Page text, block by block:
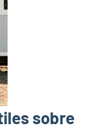
sobre